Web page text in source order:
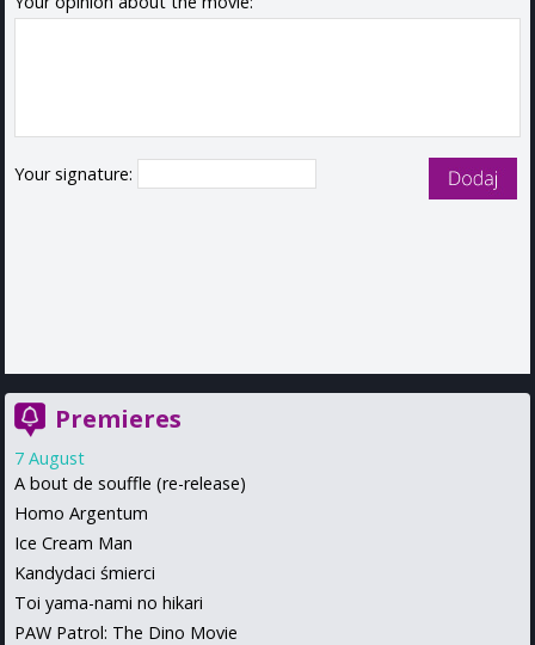
Your signature:
Premieres
7 August
A bout de souffle (re-release)
Homo Argentum
Ice Cream Man
Kandydaci śmierci
Toi yama-nami no hikari
PAW Patrol: The Dino Movie